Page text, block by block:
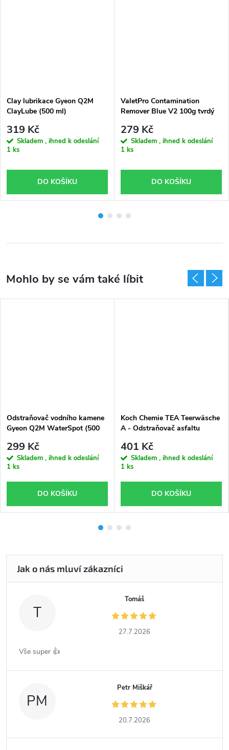
Clay lubrikace Gyeon Q2M
ClayLube (500 ml)
319 Kč
Skladem , ihned k odeslání
1 ks
DO KOŠÍKU
ValetPro Contamination
Remover Blue V2 100g tvrdý
279 Kč
Skladem , ihned k odeslání
1 ks
DO KOŠÍKU
Odstraňovač vodního kamene
Gyeon Q2M WaterSpot (500
299 Kč
Skladem , ihned k odeslání
1 ks
DO KOŠÍKU
Koch Chemie TEA Teerwäsche
A - Odstraňovač asfaltu
401 Kč
Skladem , ihned k odeslání
1 ks
DO KOŠÍKU
T
Tomáš
27.7.2026
Vše super 👍
PM
Petr Miškář
20.7.2026